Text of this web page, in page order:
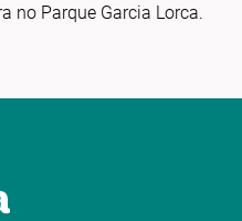
no Parque Garcia Lorca.